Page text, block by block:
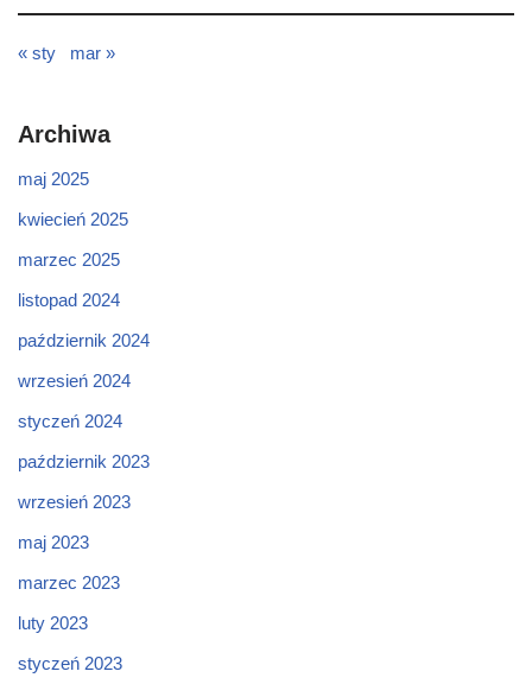
« sty mar »
Archiwa
maj 2025
kwiecień 2025
marzec 2025
listopad 2024
październik 2024
wrzesień 2024
styczeń 2024
październik 2023
wrzesień 2023
maj 2023
marzec 2023
luty 2023
styczeń 2023